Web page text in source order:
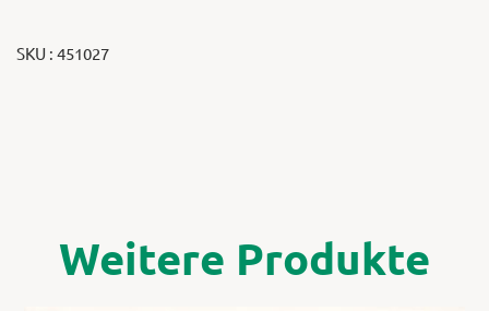
SKU : 451027
Weitere Produkte